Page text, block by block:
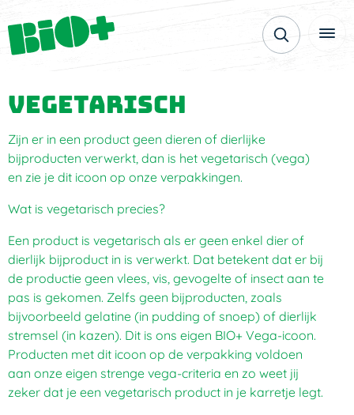
Vegetarisch
Zijn er in een product geen dieren of dierlijke
bijproducten verwerkt, dan is het vegetarisch (vega)
en zie je dit icoon op onze verpakkingen.
Wat is vegetarisch precies?
Een product is vegetarisch als er geen enkel dier of
dierlijk bijproduct in is verwerkt. Dat betekent dat er bij
de productie geen vlees, vis, gevogelte of insect aan te
pas is gekomen. Zelfs geen bijproducten, zoals
bijvoorbeeld gelatine (in pudding of snoep) of dierlijk
stremsel (in kazen). Dit is ons eigen BIO+ Vega-icoon.
Producten met dit icoon op de verpakking voldoen
aan onze eigen strenge vega-criteria en zo weet jij
zeker dat je een vegetarisch product in je karretje legt.